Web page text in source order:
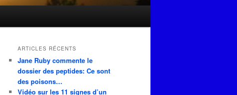
ARTICLES RÉCENTS
Jane Ruby commente le
dossier des peptides: Ce sont
des poisons…
Vidéo sur les 11 signes d’un